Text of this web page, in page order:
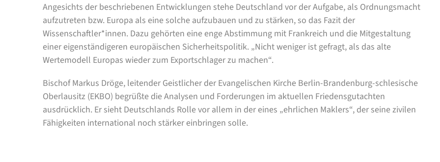
Angesichts der beschriebenen Entwicklungen stehe Deutschland vor der Aufgabe, als Ordnungsmacht
aufzutreten bzw. Europa als eine solche aufzubauen und zu stärken, so das Fazit der
Wissenschaftler*innen. Dazu gehörten eine enge Abstimmung mit Frankreich und die Mitgestaltung
einer eigenständigeren europäischen Sicherheitspolitik. „Nicht weniger ist gefragt, als das alte
Wertemodell Europas wieder zum Exportschlager zu machen“.
Bischof Markus Dröge, leitender Geistlicher der Evangelischen Kirche Berlin-Brandenburg-schlesische
Oberlausitz (EKBO) begrüßte die Analysen und Forderungen im aktuellen Friedensgutachten
ausdrücklich. Er sieht Deutschlands Rolle vor allem in der eines „ehrlichen Maklers“, der seine zivilen
Fähigkeiten international noch stärker einbringen solle.